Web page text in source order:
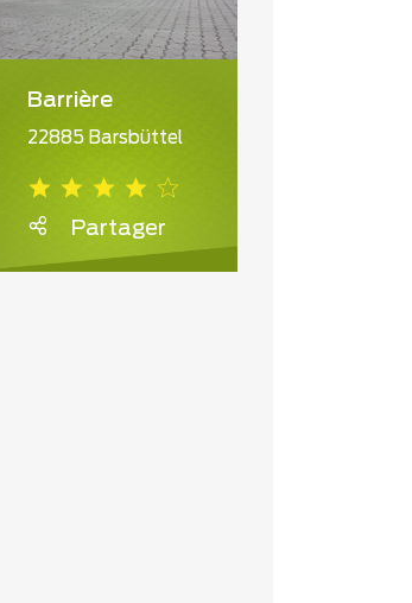
Barrière
22885 Barsbüttel
Partager